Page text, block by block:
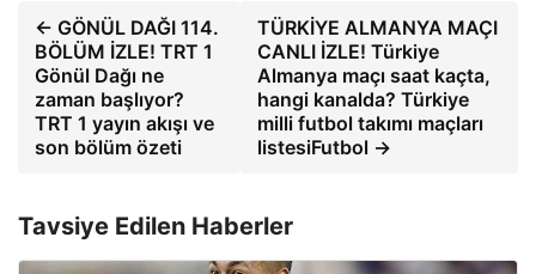
← GÖNÜL DAĞI 114.
BÖLÜM İZLE! TRT 1
Gönül Dağı ne
zaman başlıyor?
TRT 1 yayın akışı ve
son bölüm özeti
TÜRKİYE ALMANYA MAÇI
CANLI İZLE! Türkiye
Almanya maçı saat kaçta,
hangi kanalda? Türkiye
milli futbol takımı maçları
listesiFutbol →
Tavsiye Edilen Haberler